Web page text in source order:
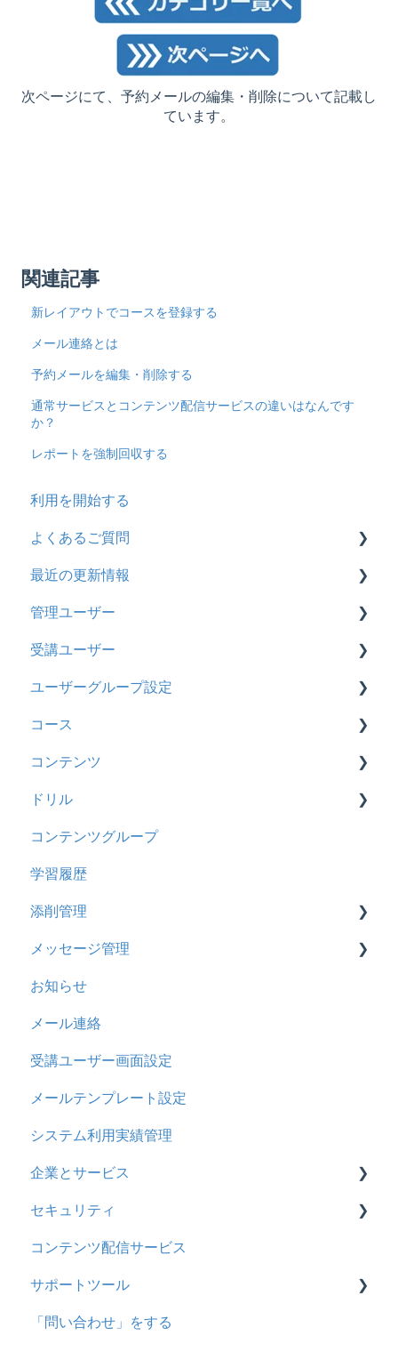
次ページにて、予約メールの編集・削除について記載し
ています。
関連記事
新レイアウトでコースを登録する
メール連絡とは
予約メールを編集・削除する
通常サービスとコンテンツ配信サービスの違いはなんです
か？
レポートを強制回収する
利用を開始する
よくあるご質問
契約
トライアル
カスタマイズ
インターネット・セキュリティ
料金
管理ユーザー・受講ユーザー
履歴
コンテンツ
CSV
ドキュメント
ビデオ
ドリル
メール
メッセージ
お知らせ
多言語変換
助成金
最近の更新情報
2026年8月アップデート
2026年2月アップデート
2025年10月アップデート
2025年9月アップデート
2025年3月アップデート
2024年12月アップデート
2024年8月アップデート
2024年5月アップデート
2023年12月アップデート
2023年11月アップデート
2023年8月アップデート
2023年4月アップデート
管理ユーザー
管理ユーザーの統合について
管理ユーザーについて
ロールと権限
受講ユーザー
基本操作
【新レイアウト】受講ユーザー登録について
【旧レイアウト】ユーザー編集について
ユーザーグループ設定
【新レイアウト】ユーザーグループ設定
【旧レイアウト】ユーザーグループ設定
コース
基本操作
新レイアウト
旧レイアウト
コース詳細設定の参考
ストレスチェック
CSVについて
コンテンツ
ビデオ
ドキュメント
多言語表示
リンク
ドリル
概要
問題について
ドリルについて
【問題・ドリル】の参考
ドリルスキンについて
問題属性
コンテンツグループ
学習履歴
添削管理
概要
基本操作
採点権限のみを持ったユーザ
採点・承認権限を持ったユーザ
メッセージ管理
基本操作
リンクメッセージスレッド
お知らせ
メール連絡
受講ユーザー画面設定
メールテンプレート設定
システム利用実績管理
企業とサービス
用語の定義
企業について
統合ユーザーについて
サービスについて
セキュリティ
シングルサインオン設定
証明書認証
MFA(多要素認証)
コンテンツ配信サービス
サポートツール
基本操作
「問い合わせ」をする